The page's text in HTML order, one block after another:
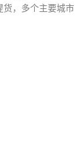
货，多个主要城市